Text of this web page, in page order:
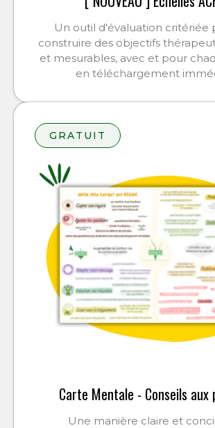
Un outil d'évaluation critériée
construire des objectifs
et mesurables, avec et pour
en téléchargement
GRATUIT
Carte Mentale - Conseils aux
Une manière claire et